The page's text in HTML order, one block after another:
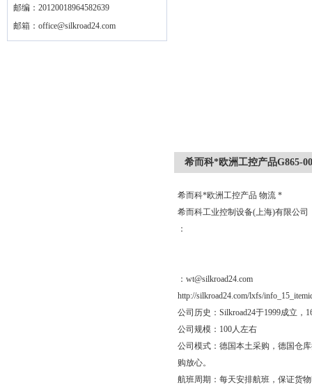
邮编：20120018964582639
邮箱： office@silkroad24.com
希而科*欧洲工控产品G865-
希而科*欧洲工控产品 物流 *
希而科工业控制设备(上海)有限公
：
：wt@silkroad24.com
http://silkroad24.com/lxfs/
公司历史：Silkroad24于1999成立
公司规模：100人左右
公司模式：德国本土采购，德国仓
购放心。
航班周期：每天安排航班，保证货